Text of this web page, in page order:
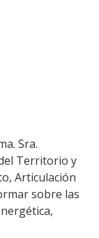
Sra.
Territorio y
Articulación
sobre las